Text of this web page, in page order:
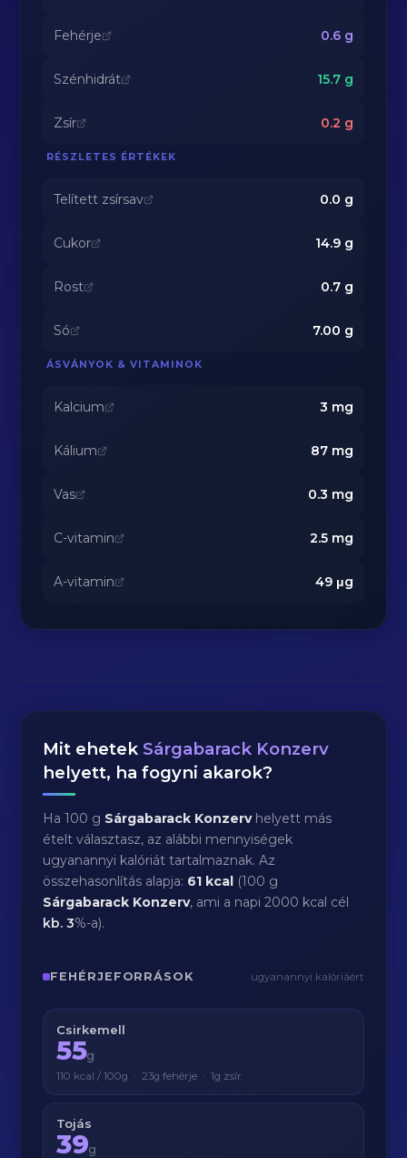
Fehérje 0.6g
Szénhidrát 15.7g
Zsír 0.2 g
RÉSZLETES ÉRTÉKEK
Telített zsírsav 0.0 g
Cukor 14.9g
Rost 0.7g
Só 7.00 g
ÁSVÁNYOK & VITAMINOK
Kalcium 3 mg
Kálium 87mg
Vas 0.3 mg
C-vitamin 2.5mg
A-vitamin 49μg
Mit ehetek Sárgabarack Konzerv
helyett, ha fogyni akarok?
Ha 100 g Sárgabarack Konzervhelyett más
ételt választasz, az alábbi mennyiségek
ugyanannyi kalóriát tartalmaznak. Az
összehasonlítás alapja: 61 kcal (100 g
Sárgabarack Konzerv, ami a napi 2000 kcal cél
kb.3%-a).
FEHÉRJEFORRÁSOK ugyanannyi kalóriáért
Csirkemell
55g
110 kcal / 100g · 23g fehérje · 1g zsír
Tojás
39g